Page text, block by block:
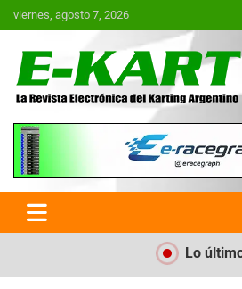
Saltar
al
viernes, agosto 7, 2026
E-Kart.com.ar | La
Electrónica del
Argentina
Lo